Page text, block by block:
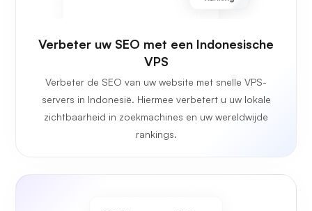
Verbeter uw SEO met een Indonesische
VPS
Verbeter de SEO van uw website met snelle VPS-
servers in Indonesië. Hiermee verbetert u uw lokale
zichtbaarheid in zoekmachines en uw wereldwijde
rankings.